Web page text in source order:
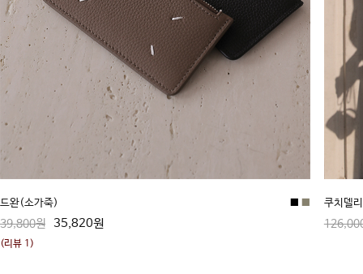
드완(소가죽)
39,800원 35,820원
(리뷰 1)
쿠치델리